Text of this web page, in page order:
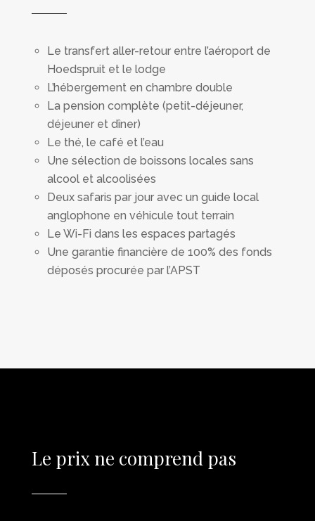
Le transfert aller-retour entre l’aéroport de
Hoedspruit et le lodge
L’hébergement en chambre double
La pension complète (petit-déjeuner,
déjeuner et dîner)
Le thé, le café et l’eau
Une sélection de boissons locales sans
alcool et alcoolisées
Deux safaris par jour avec un guide local
anglophone en véhicule tout terrain
Le Wi-Fi dans les espaces partagés
Une garantie financière de 100% des fonds
déposés procurée par l’APST
Le prix ne comprend pas